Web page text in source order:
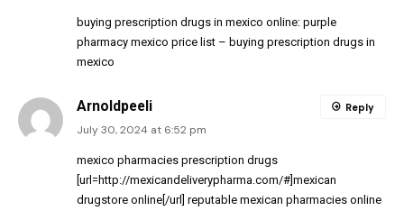
buying prescription drugs in mexico online: purple
pharmacy mexico price list – buying prescription drugs in
mexico
Arnoldpeeli
July 30, 2024 at 6:52 pm
mexico pharmacies prescription drugs
[url=http://mexicandeliverypharma.com/#]mexican
drugstore online[/url] reputable mexican pharmacies online
Reply